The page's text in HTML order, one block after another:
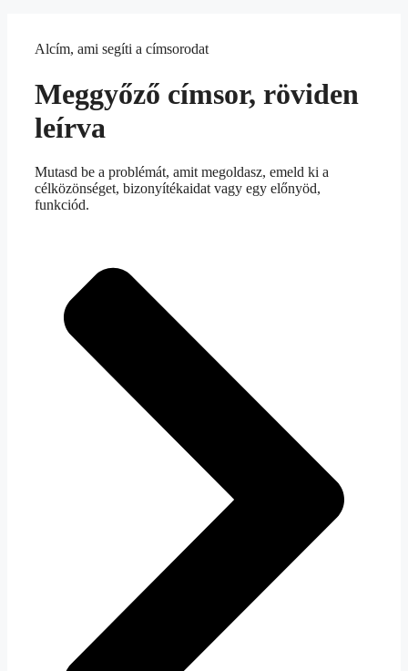
Alcím, ami segíti a címsorodat
Meggyőző címsor, röviden
leírva
Mutasd be a problémát, amit megoldasz, emeld ki a
célközönséget, bizonyítékaidat vagy egy előnyöd,
funkciód.